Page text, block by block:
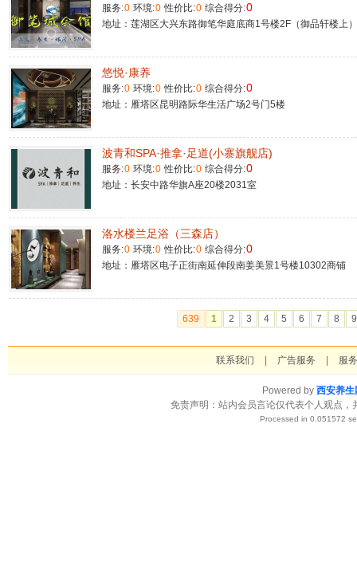
服务:0 环境:0 性价比:0 综合得分:0
地址：莲湖区大兴东路御笔华庭底商1号楼2F（御品轩楼上）
悠悦·康养
服务:0 环境:0 性价比:0 综合得分:0
地址：雁塔区昆明路际华生活广场2号门5楼
波青和SPA·推拿·足道(小寨旗舰店)
服务:0 环境:0 性价比:0 综合得分:0
地址：长安中路华旗A座20楼2031室
洛水楼兰足浴（三森店）
服务:0 环境:0 性价比:0 综合得分:0
地址：雁塔区电子正街南延伸段南姜美景1号楼10302商铺
639 1 2 3 4 5 6 7 8 9
联系我们 广告服务 服
Powered by 西安养生
免责声明：站内会员言论仅代表个人观点
Processed in 0.051572